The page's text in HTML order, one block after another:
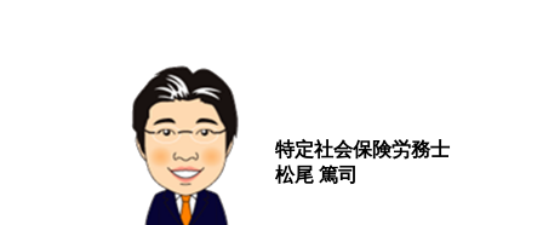
特定社会保険労務士
松尾 篤司